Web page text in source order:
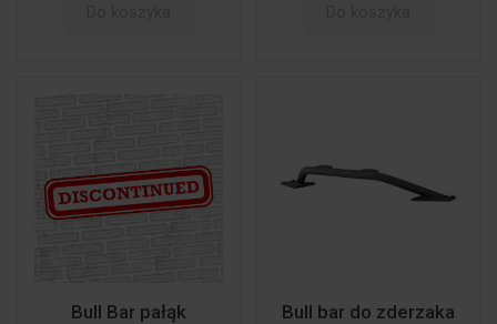
Bull Bar pałąk
Bull bar do zderzaka